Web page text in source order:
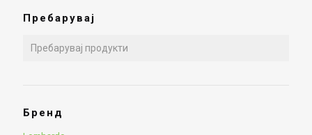
Пребарувај
Бренд